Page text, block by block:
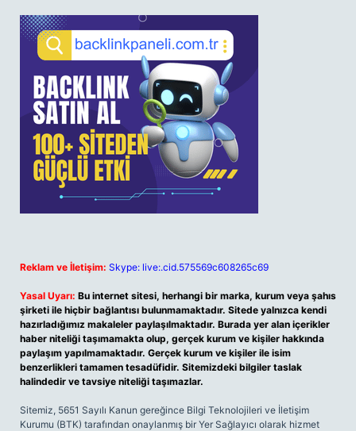
Reklam ve İletişim: Skype: live:.cid.575569c608265c69
Yasal Uyarı: Bu internet sitesi, herhangi bir marka, kurum veya şahıs
şirketi ile hiçbir bağlantısı bulunmamaktadır. Sitede yalnızca kendi
hazırladığımız makaleler paylaşılmaktadır. Burada yer alan içerikler
haber niteliği taşımamakta olup, gerçek kurum ve kişiler hakkında
paylaşım yapılmamaktadır. Gerçek kurum ve kişiler ile isim
benzerlikleri tamamen tesadüfidir. Sitemizdeki bilgiler taslak
halindedir ve tavsiye niteliği taşımazlar.
Sitemiz, 5651 Sayılı Kanun gereğince Bilgi Teknolojileri ve İletişim
Kurumu (BTK) tarafından onaylanmış bir Yer Sağlayıcı olarak hizmet